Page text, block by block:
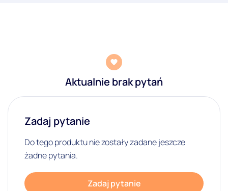
Aktualnie brak pytań
Zadaj pytanie
Do tego produktu nie zostały zadane jeszcze
żadne pytania.
Zadaj pytanie